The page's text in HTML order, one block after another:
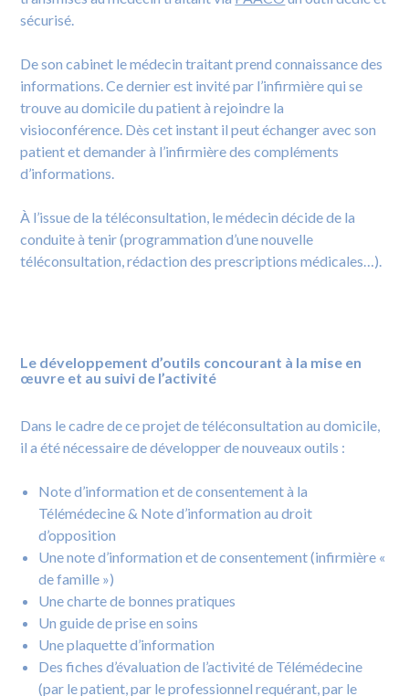
sécurisé.
De son cabinet le médecin traitant prend connaissance des
informations. Ce dernier est invité par l’infirmière qui se
trouve au domicile du patient à rejoindre la
visioconférence. Dès cet instant il peut échanger avec son
patient et demander à l’infirmière des compléments
d’informations.
À l’issue de la téléconsultation, le médecin décide de la
conduite à tenir (programmation d’une nouvelle
téléconsultation, rédaction des prescriptions médicales…).
Le développement d’outils concourant à la mise en
œuvre et au suivi de l’activité
Dans le cadre de ce projet de téléconsultation au domicile,
il a été nécessaire de développer de nouveaux outils :
Note d’information et de consentement à la
Télémédecine & Note d’information au droit
d’opposition
Une note d’information et de consentement (infirmière «
de famille »)
Une charte de bonnes pratiques
Un guide de prise en soins
Une plaquette d’information
Des fiches d’évaluation de l’activité de Télémédecine
(par le patient, par le professionnel requérant, par le